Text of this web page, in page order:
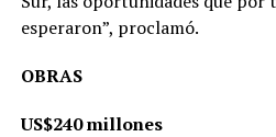
esperaron”, proclamó.
OBRAS
US$240 millones